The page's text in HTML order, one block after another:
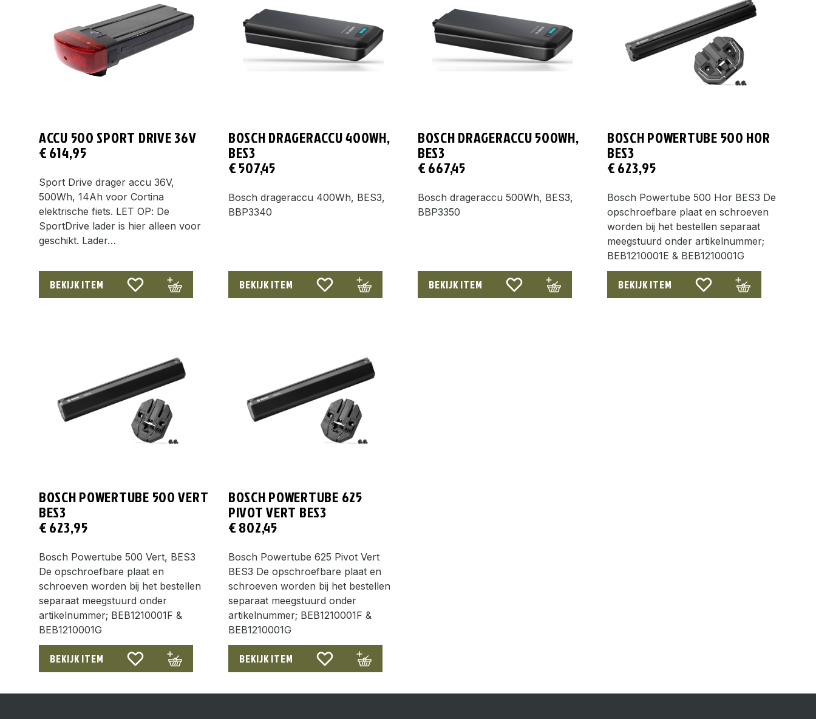
ACCU 500 SPORT DRIVE 36V
€614,95
Sport Drive drager accu 36V,
500Wh, 14Ah voor Cortina
elektrische fiets. LET OP: De
SportDrive lader is hier alleen voor
geschikt. Lader…
BEKIJK ITEM
BOSCH DRAGERACCU 400WH,
BES3
€507,45
Bosch drageraccu 400Wh, BES3,
BBP3340
BEKIJK ITEM
BOSCH DRAGERACCU 500WH,
BES3
€667,45
Bosch drageraccu 500Wh, BES3,
BBP3350
BEKIJK ITEM
BOSCH POWERTUBE 500 HOR
BES3
€623,95
Bosch Powertube 500 Hor BES3 De
opschroefbare plaat en schroeven
worden bij het bestellen separaat
meegstuurd onder artikelnummer;
BEB1210001E & BEB1210001G
BEKIJK ITEM
BOSCH POWERTUBE 500 VERT
BES3
€623,95
Bosch Powertube 500 Vert, BES3
De opschroefbare plaat en
schroeven worden bij het bestellen
separaat meegstuurd onder
artikelnummer; BEB1210001F &
BEB1210001G
BEKIJK ITEM
BOSCH POWERTUBE 625
PIVOT VERT BES3
€802,45
Bosch Powertube 625 Pivot Vert
BES3 De opschroefbare plaat en
schroeven worden bij het bestellen
separaat meegstuurd onder
artikelnummer; BEB1210001F &
BEB1210001G
BEKIJK ITEM